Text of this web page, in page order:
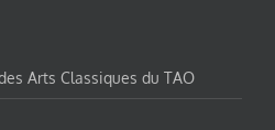
Arts Classiques du TAO